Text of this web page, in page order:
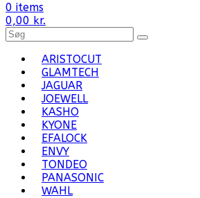
0 items
0,00 kr.
Search
for
Products:ARISTOCUT
GLAMTECH
JAGUAR
JOEWELL
KASHO
KYONE
EFALOCK
ENVY
TONDEO
PANASONIC
WAHL